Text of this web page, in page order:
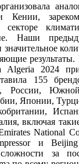
Кении,
секторе
. Наши
значительное
результаты.
Algeria 2024
155
России, Южной
, Японии,
,
, включая
National
и Beijing
за